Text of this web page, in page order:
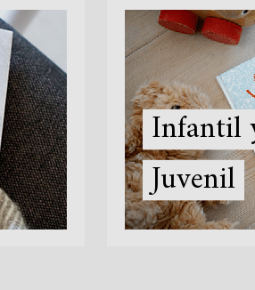
Infantil
Juvenil